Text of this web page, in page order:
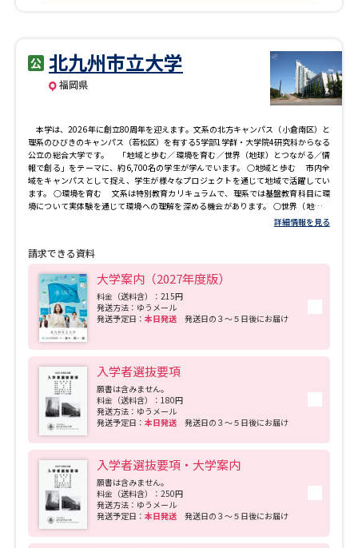
北九州市立大学
福岡県
本学は、2026年に創立80周年を迎えます。文系の北方キャンパス（小倉南区）と
理系のひびきのキャンパス（若松区）を有する5学部1学群・大学院4研究科からなる
公立の総合大学です。 「地域と歩む／環境を育む／世界（地球）とつながる／情
報で創る」をテーマに、約6,700名の学生が学んでいます。 ○地域と歩む 市内全
域をキャンパスとして捉え、学生が様々なプロジェクトを通じて地域で活躍してい
ます。 ○環境を育む 文系は特別教育カリキュラムで、理系では基盤教育科目に環
境について実体験を通じて環境への理解を深める機会があります。 ○世界（地球）
とつながる 公立大学ならではの少人数クラスによる語学教育や海外30大学と留学
ができます。 ○情報で創る 2027年4月新設の情報イノベーション学部は、これか
らのデジタル社会をリードし、「新しい」を生み出す人材育成を目標としていま
す。
詳細情報を見る
請求できる資料
大学案内（2027年度版）
料金（送料含）：215円
発送方法：ゆうメール
発送予定日： 本日発送 発送日の３～５日後にお届け
入学者選抜要項
願書は含みません。
料金（送料含）：180円
発送方法：ゆうメール
発送予定日： 本日発送 発送日の３～５日後にお届け
入学者選抜要項・大学案内
願書は含みません。
料金（送料含）：250円
発送方法：ゆうメール
発送予定日： 本日発送 発送日の３～５日後にお届け